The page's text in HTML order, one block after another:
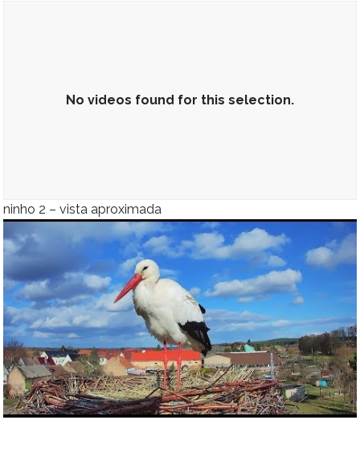
No videos found for this selection.
ninho 2 – vista aproximada